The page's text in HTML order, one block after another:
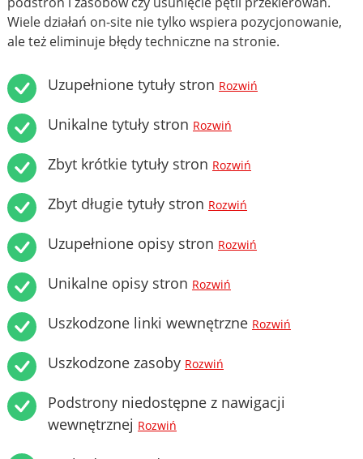
Wiele działań on-site nie tylko wspiera pozycjonowanie,
ale też eliminuje błędy techniczne na stronie.
Uzupełnione tytuły stron Rozwiń
Unikalne tytuły stron Rozwiń
Zbyt krótkie tytuły stron Rozwiń
Zbyt długie tytuły stron Rozwiń
Uzupełnione opisy stron Rozwiń
Unikalne opisy stron Rozwiń
Uszkodzone linki wewnętrzne Rozwiń
Uszkodzone zasoby Rozwiń
Podstrony niedostępne z nawigacji
wewnętrznej Rozwiń